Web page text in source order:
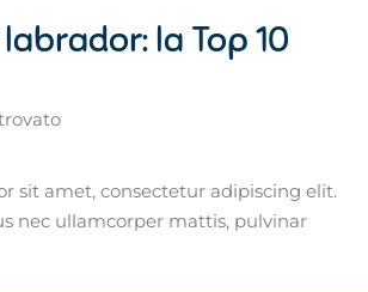
la Top 10
sit amet, consectetur adipiscing elit.
nec ullamcorper mattis, pulvinar